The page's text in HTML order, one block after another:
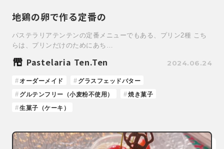
地鶏の卵で作る定番の
パステラリアテンテンの定番メニューでもある、プリン2種 こち
らは、プリンだけのためにあち…
Pastelaria Ten.Ten 2024.06.24
オーダーメイド
グラスフェッドバター
グルテンフリー（小麦粉不使用）
焼き菓子
生菓子（ケーキ）